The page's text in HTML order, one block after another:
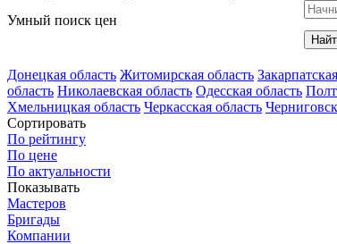
Умный поиск цен
Донецкая область Житомирская область
область Николаевская область Одесская область
Хмельницкая область Черкасская область
Сортировать
По рейтингу
По цене
По актуальности
Показывать
Мастеров
Бригады
Компании